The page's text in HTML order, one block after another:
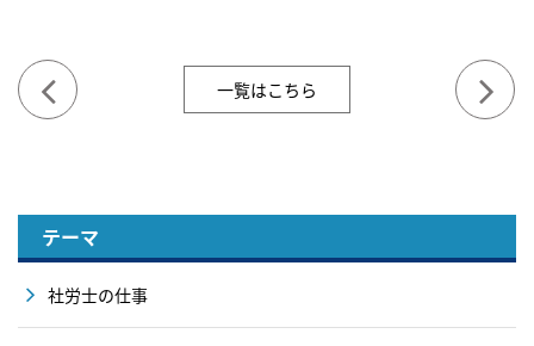
一覧はこちら
テーマ
社労士の仕事